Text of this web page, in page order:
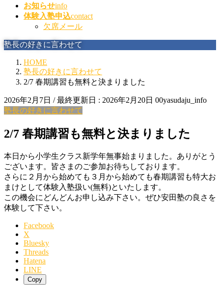
お知らせinfo
体験入塾申込contact
欠席メール
塾長の好きに言わせて
HOME
塾長の好きに言わせて
2/7 春期講習も無料と決まりました
2026年2月7日 / 最終更新日 : 2026年2月20日 00yasudaju_info
塾長の好きに言わせて
2/7 春期講習も無料と決まりました
本日から小学生クラス新学年無事始まりました。ありがとう
ございます。皆さまのご参加お待ちしております。
さらに２月から始めても３月から始めても春期講習も特大お
まけとして体験入塾扱い(無料)といたします。
この機会にどんどんお申し込み下さい。ぜひ安田塾の良さを
体験して下さい。
Facebook
X
Bluesky
Threads
Hatena
LINE
Copy